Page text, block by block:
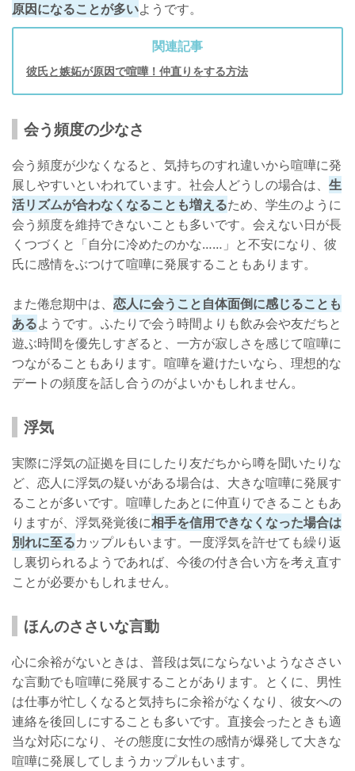
原因になることが多いようです。
関連記事
彼氏と嫉妬が原因で喧嘩！仲直りをする方法
会う頻度の少なさ
会う頻度が少なくなると、気持ちのすれ違いから喧嘩に発
展しやすいといわれています。社会人どうしの場合は、 生
活リズムが合わなくなることも増えるため、学生のように
会う頻度を維持できないことも多いです。会えない日が長
くつづくと「自分に冷めたのかな……」と不安になり、彼
氏に感情をぶつけて喧嘩に発展することもあります。
また倦怠期中は、 恋人に会うこと自体面倒に感じることも
あるようです。ふたりで会う時間よりも飲み会や友だちと
遊ぶ時間を優先しすぎると、一方が寂しさを感じて喧嘩に
つながることもあります。喧嘩を避けたいなら、理想的な
デートの頻度を話し合うのがよいかもしれません。
浮気
実際に浮気の証拠を目にしたり友だちから噂を聞いたりな
ど、恋人に浮気の疑いがある場合は、大きな喧嘩に発展す
ることが多いです。喧嘩したあとに仲直りできることもあ
りますが、浮気発覚後に相手を信用できなくなった場合は
別れに至るカップルもいます。一度浮気を許せても繰り返
し裏切られるようであれば、今後の付き合い方を考え直す
ことが必要かもしれません。
ほんのささいな言動
心に余裕がないときは、普段は気にならないようなささい
な言動でも喧嘩に発展することがあります。とくに、男性
は仕事が忙しくなると気持ちに余裕がなくなり、彼女への
連絡を後回しにすることも多いです。直接会ったときも適
当な対応になり、その態度に女性の感情が爆発して大きな
喧嘩に発展してしまうカップルもいます。